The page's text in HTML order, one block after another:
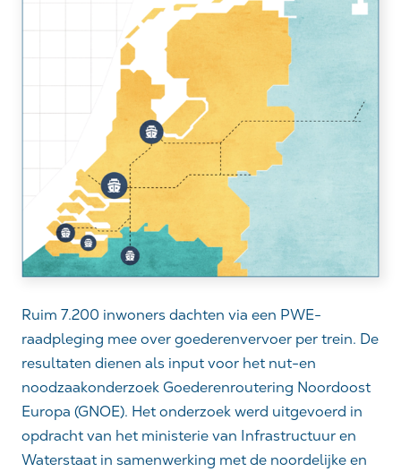
Ruim 7.200 inwoners dachten via een PWE-
raadpleging mee over goederenvervoer per trein. De
resultaten dienen als input voor het nut-en
noodzaakonderzoek Goederenroutering Noordoost
Europa (GNOE). Het onderzoek werd uitgevoerd in
opdracht van het ministerie van Infrastructuur en
Waterstaat in samenwerking met de noordelijke en